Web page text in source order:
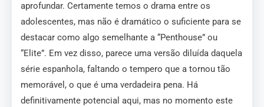
aprofundar. Certamente temos o drama entre os
adolescentes, mas não é dramático o suficiente para se
destacar como algo semelhante a “Penthouse” ou
“Elite”. Em vez disso, parece uma versão diluída daquela
série espanhola, faltando o tempero que a tornou tão
memorável, o que é uma verdadeira pena. Há
definitivamente potencial aqui, mas no momento este